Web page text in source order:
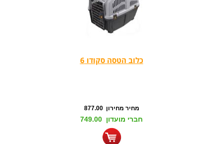
כלוב הטסה סקודו 6
מחיר מחירון 877.00
חברי מועדון 749.00